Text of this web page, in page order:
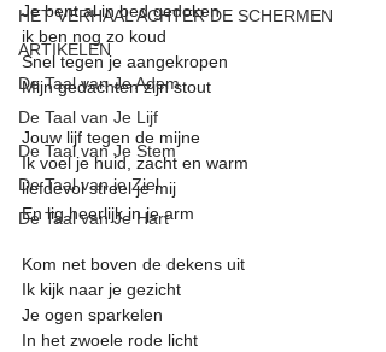
HET VERHAAL ACHTER DE SCHERMEN
ARTIKELEN
De Taal van Je Adem
De Taal van Je Lijf
De Taal van Je Stem
De Taal van je Ziel
De Taal van Je Hart
Je bent al in bed gedoken
ik ben nog zo koud
Snel tegen je aangekropen
Mijn gedachten zijn stout
Jouw lijf tegen de mijne
Ik voel je huid, zacht en warm
liefdevol streel je mij
En lig heerlijk in je arm
Kom net boven de dekens uit
Ik kijk naar je gezicht
Je ogen sparkelen
In het zwoele rode licht